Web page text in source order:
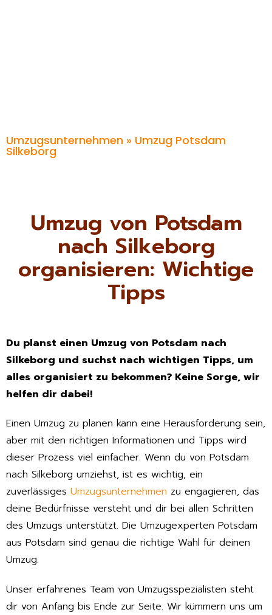
Umzugsunternehmen » Umzug Potsdam
Silkeborg
Umzug von Potsdam
nach Silkeborg
organisieren: Wichtige
Tipps
Du planst einen Umzug von Potsdam nach
Silkeborg und suchst nach wichtigen Tipps, um
alles organisiert zu bekommen? Keine Sorge, wir
helfen dir dabei!
Einen Umzug zu planen kann eine Herausforderung sein,
aber mit den richtigen Informationen und Tipps wird
dieser Prozess viel einfacher. Wenn du von Potsdam
nach Silkeborg umziehst, ist es wichtig, ein
zuverlässiges Umzugsunternehmen zu engagieren, das
deine Bedürfnisse versteht und dir bei allen Schritten
des Umzugs unterstützt. Die Umzugexperten Potsdam
aus Potsdam sind genau die richtige Wahl für deinen
Umzug.
Unser erfahrenes Team von Umzugsspezialisten steht
dir von Anfang bis Ende zur Seite. Wir kümmern uns um